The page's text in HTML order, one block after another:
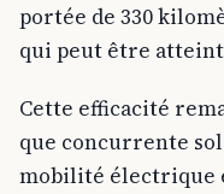
portée de 330
qui peut être
Cette efficacité
que concurrente
mobilité électrique